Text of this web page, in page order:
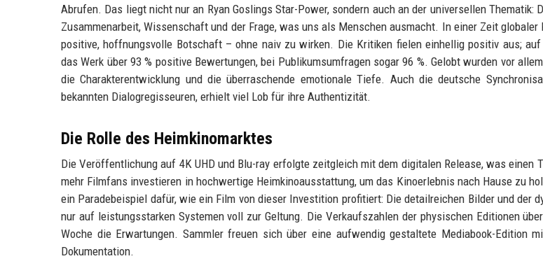
Abrufen. Das liegt nicht nur an Ryan Goslings Star-Power, sondern auch an der universellen Thematik:
Zusammenarbeit, Wissenschaft und der Frage, was uns als Menschen ausmacht. In einer Zeit
positive, hoffnungsvolle Botschaft – ohne naiv zu wirken. Die Kritiken fielen einhellig positiv aus;
das Werk über 93 % positive Bewertungen, bei Publikumsumfragen sogar 96 %. Gelobt wurden vor
die Charakterentwicklung und die überraschende emotionale Tiefe. Auch die deutsche
bekannten Dialogregisseuren, erhielt viel Lob für ihre Authentizität.
Die Rolle des Heimkinomarktes
Die Veröffentlichung auf 4K UHD und Blu-ray erfolgte zeitgleich mit dem digitalen Release, was einen
mehr Filmfans investieren in hochwertige Heimkinoausstattung, um das Kinoerlebnis nach Hause zu
ein Paradebeispiel dafür, wie ein Film von dieser Investition profitiert: Die detailreichen Bilder und der
nur auf leistungsstarken Systemen voll zur Geltung. Die Verkaufszahlen der physischen Editionen
Woche die Erwartungen. Sammler freuen sich über eine aufwendig gestaltete Mediabook-Edition
Dokumentation.